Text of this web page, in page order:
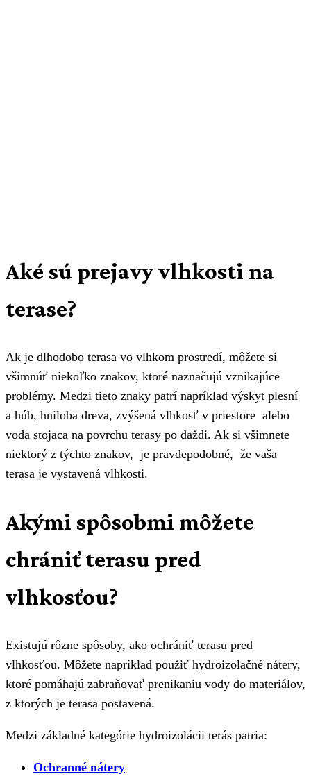
Aké sú prejavy vlhkosti na
terase?
Ak je dlhodobo terasa vo vlhkom prostredí, môžete si
všimnúť niekoľko znakov, ktoré naznačujú vznikajúce
problémy. Medzi tieto znaky patrí napríklad výskyt plesní
a húb, hniloba dreva, zvýšená vlhkosť v priestore alebo
voda stojaca na povrchu terasy po daždi. Ak si všimnete
niektorý z týchto znakov, je pravdepodobné, že vaša
terasa je vystavená vlhkosti.
Akými spôsobmi môžete
chrániť terasu pred
vlhkosťou?
Existujú rôzne spôsoby, ako ochrániť terasu pred
vlhkosťou. Môžete napríklad použiť hydroizolačné nátery,
ktoré pomáhajú zabraňovať prenikaniu vody do materiálov,
z ktorých je terasa postavená.
Medzi základné kategórie hydroizolácii terás patria:
Ochranné nátery